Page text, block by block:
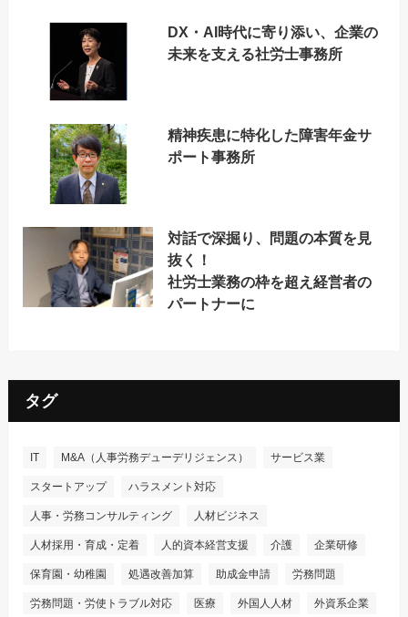
DX・AI時代に寄り添い、企業の
未来を支える社労士事務所
精神疾患に特化した障害年金サ
ポート事務所
対話で深掘り、問題の本質を見
抜く！
社労士業務の枠を超え経営者の
パートナーに
タグ
IT M&A（人事労務デューデリジェンス） サービス業
スタートアップ ハラスメント対応
人事・労務コンサルティング 人材ビジネス
人材採用・育成・定着 人的資本経営支援 介護 企業研修
保育園・幼稚園 処遇改善加算 助成金申請 労務問題
労務問題・労使トラブル対応 医療 外国人人材 外資系企業